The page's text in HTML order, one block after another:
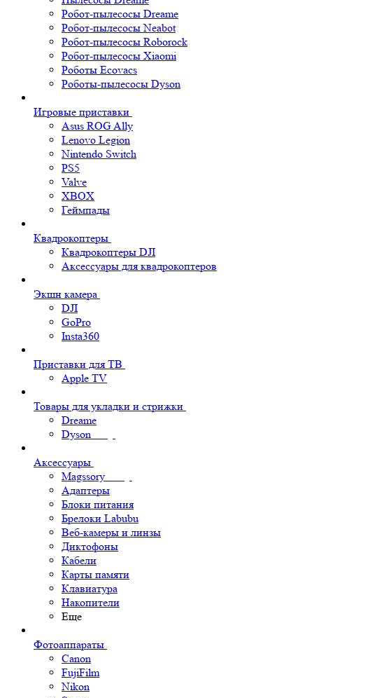
Робот-пылесосы Dreame
Робот-пылесосы Neabot
Робот-пылесосы Roborock
Робот-пылесосы Xiaomi
Роботы Ecovacs
Роботы-пылесосы Dyson
Игровые приставки
Asus ROG Ally
Lenovo Legion
Nintendo Switch
PS5
Valve
XBOX
Геймпады
Квадрокоптеры
Квадрокоптеры DJI
Аксессуары для квадрокоптеров
Экшн камера
DJI
GoPro
Insta360
Приставки для ТВ
Apple TV
Товары для укладки и стрижки
Dreame
Dyson
Аксессуары
Magssory
Адаптеры
Блоки питания
Брелоки Labubu
Веб-камеры и линзы
Диктофоны
Кабели
Карты памяти
Клавиатура
Накопители
Еще
Фотоаппараты
Canon
FujiFilm
Nikon